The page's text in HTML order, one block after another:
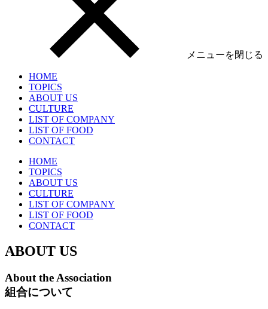
メニューを閉じる
HOME
TOPICS
ABOUT US
CULTURE
LIST OF COMPANY
LIST OF FOOD
CONTACT
HOME
TOPICS
ABOUT US
CULTURE
LIST OF COMPANY
LIST OF FOOD
CONTACT
ABOUT US
About the Association
組合について